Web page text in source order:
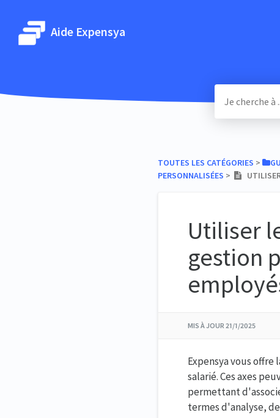
Aide Expensya
TOUTES LES CATÉGORIES ​ > ​
PERSONNALISÉES ​ > ​ UTILISER
Utiliser
gestion
MIS À JOUR 21/1/2025
Expensya vous
salarié. Ces axes
permettant
termes d'analyse,